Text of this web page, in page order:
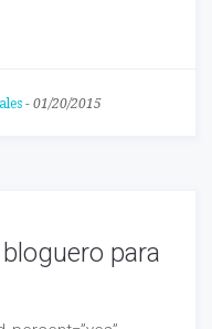
- 01/20/2015
para